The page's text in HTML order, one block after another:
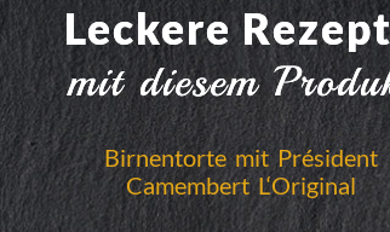
Leckere
mit diesem
Birnentorte mit Président
Camembert L‘Original